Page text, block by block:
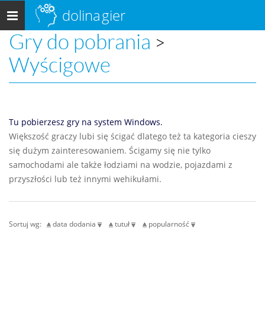
Menu
główne
dolinagier
Gry do pobrania >
Wyścigowe
Tu pobierzesz gry na system Windows.
Większość graczy lubi się ścigać dlatego też ta kategoria cieszy
się dużym zainteresowaniem. Ścigamy się nie tylko
samochodami ale także łodziami na wodzie, pojazdami z
przyszłości lub też innymi wehikułami.
Sortuj wg: data dodania tutuł popularność